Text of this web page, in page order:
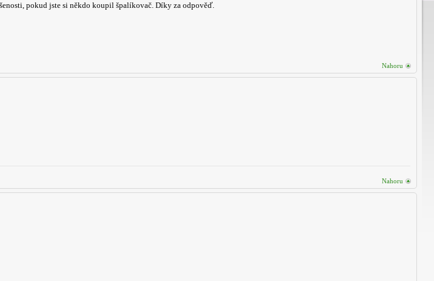
pokud jste si někdo koupil špalíkovač. Díky za odpověď.
Nahoru
Nahoru